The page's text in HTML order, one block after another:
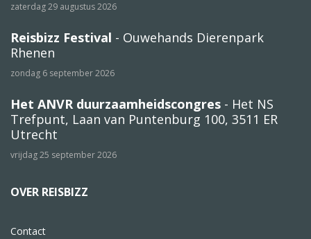
zaterdag 29 augustus 2026
Reisbizz Festival - Ouwehands Dierenpark
Rhenen
zondag 6 september 2026
Het ANVR duurzaamheidscongres - Het NS
Trefpunt, Laan van Puntenburg 100, 3511 ER
Utrecht
vrijdag 25 september 2026
OVER REISBIZZ
Contact